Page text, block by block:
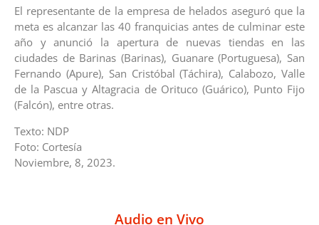
El representante de la empresa de helados aseguró que la
meta es alcanzar las 40 franquicias antes de culminar este
año y anunció la apertura de nuevas tiendas en las
ciudades de Barinas (Barinas), Guanare (Portuguesa), San
Fernando (Apure), San Cristóbal (Táchira), Calabozo, Valle
de la Pascua y Altagracia de Orituco (Guárico), Punto Fijo
(Falcón), entre otras.
Texto: NDP
Foto: Cortesía
Noviembre, 8, 2023.
Audio en Vivo